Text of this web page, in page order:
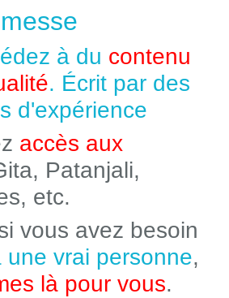
à du contenu
. Écrit par des
d'expérience
accès aux
Patanjali,
etc.
vous avez besoin
une vrai personne,
là pour vous.